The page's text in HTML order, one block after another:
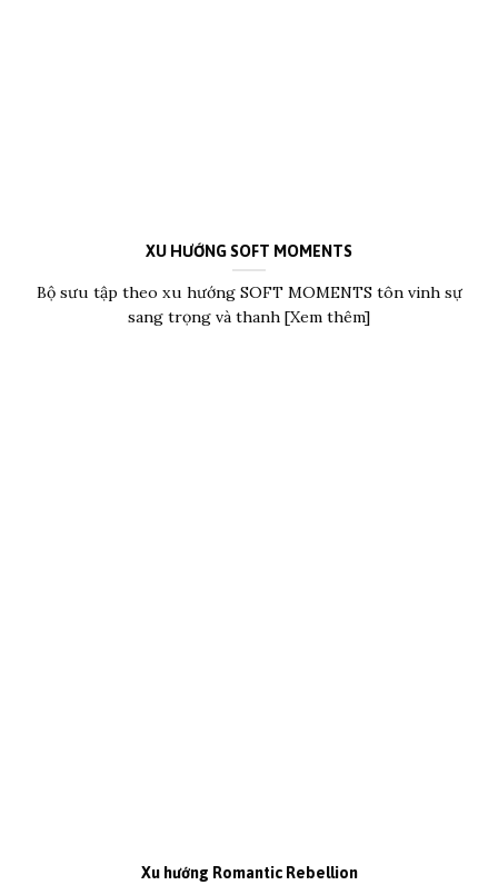
XU HƯỚNG SOFT MOMENTS
Bộ sưu tập theo xu hướng SOFT MOMENTS tôn vinh sự
sang trọng và thanh [Xem thêm]
Xu hướng Romantic Rebellion